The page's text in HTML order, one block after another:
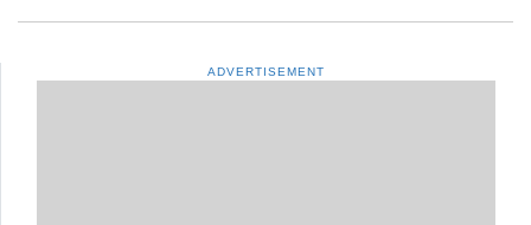
ADVERTISEMENT